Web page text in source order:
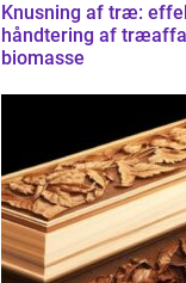
Knusning af træ:
håndtering af
biomasse